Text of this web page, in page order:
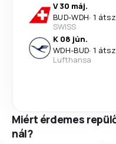
V 30 máj.
BUD-WDH· 1
SWISS
K 08 jún.
WDH-BUD· 1
Lufthansa
Miért érdemes
nál?